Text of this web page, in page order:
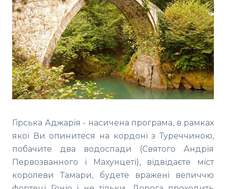
Гірська Аджарія - насичена програма, в рамках
якої Ви опинитеся на кордоні з Туреччиною,
побачите два водоспади (Святого Андрія
Первозванного і Махунцеті), відвідаєте міст
королеви Тамари, будете вражені величчю